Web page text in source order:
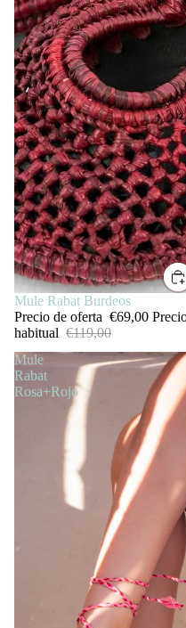
SALE
Mule Rabat Burdeos
Precio de oferta €69,00
habitual €119,00
Mule
Rabat
Rosa+Rojo